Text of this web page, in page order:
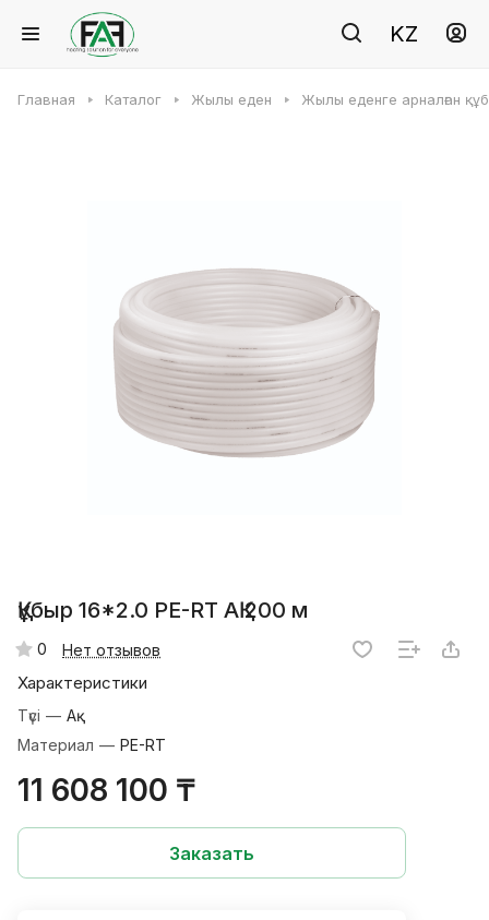
KZ
Главная Каталог Жылы еден Жылы еденге арналған
Құбыр 16*2.0 PE-RT АҚ 200 м
0 Нет отзывов
Характеристики
Түсі — Ақ
Материал — PE-RT
11 608 100 ₸
Заказать